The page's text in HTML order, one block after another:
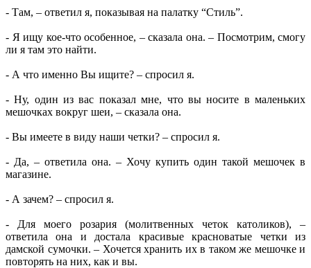
- Там, – ответил я, показывая на палатку “Стиль”.
- Я ищу кое-что особенное, – сказала она. – Посмотрим, смогу
ли я там это найти.
- А что именно Вы ищите? – спросил я.
- Ну, один из вас показал мне, что вы носите в маленьких
мешочках вокруг шеи, – сказала она.
- Вы имеете в виду наши четки? – спросил я.
- Да, – ответила она. – Хочу купить один такой мешочек в
магазине.
- А зачем? – спросил я.
- Для моего розария (молитвенных четок католиков), –
ответила она и достала красивые красноватые четки из
дамской сумочки. – Хочется хранить их в таком же мешочке и
повторять на них, как и вы.